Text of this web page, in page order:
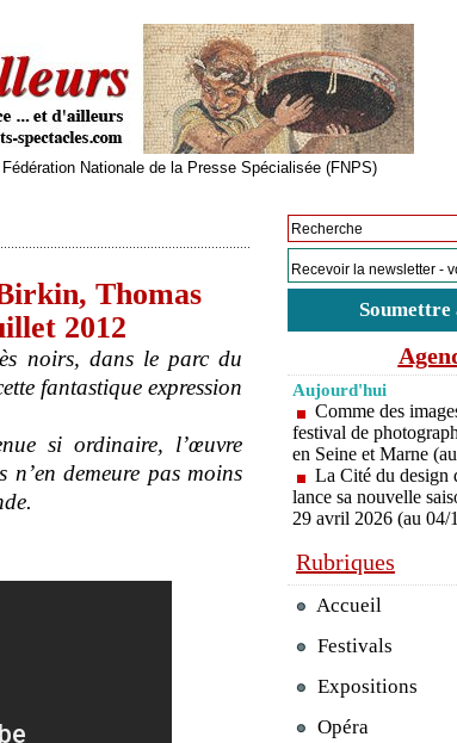
Nationale de la Presse Spécialisée (FNPS)
Thomas
2012
noirs, dans le parc du
fantastique expression
si ordinaire, l’œuvre
demeure pas moins
Aujourd'hui
Comme des
festival de
en Seine et Marne
La Cité du design
lance sa nouvelle
29 avril 2026 (au 04/
Rubriques
Accueil
Festivals
Expositions
Opéra